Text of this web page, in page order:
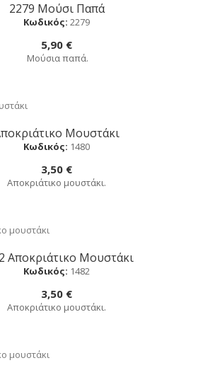
Αγορά
2279 Μούσι Παπά
Κωδικός: 2279
5,90 €
Μούσια παπά.
ΑγοράΜουστάκι
Κωδικός: 1480
3,50 €
Αποκριάτικο μουστάκι.
Αγορά
Αποκριάτικο Μουστάκι
Κωδικός: 1482
3,50 €
Αποκριάτικο μουστάκι.